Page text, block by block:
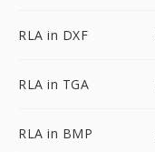
RLA in DXF
RLA in TGA
RLA in BMP